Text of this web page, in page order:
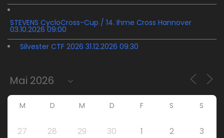
STEVENS CycloCross-Cup / 14. Ihme Cross Hannover
03.10.2026 09:00
Silvester CTF 2026 31.12.2026 09:30
M D M D F S S
27 28 29 30 1 2 3